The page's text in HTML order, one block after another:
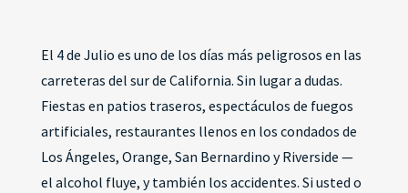
El 4 de Julio es uno de los días más peligrosos en las
carreteras del sur de California. Sin lugar a dudas.
Fiestas en patios traseros, espectáculos de fuegos
artificiales, restaurantes llenos en los condados de
Los Ángeles, Orange, San Bernardino y Riverside —
el alcohol fluye, y también los accidentes. Si usted o